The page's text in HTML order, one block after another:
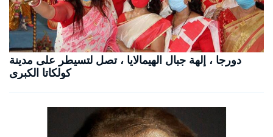
دورجا ، إلهة جبال الهيمالايا ، تصل لتسيطر على مدينة
كولكاتا الكبرى